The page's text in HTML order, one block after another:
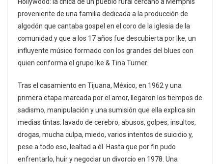
proveniente de una familia dedicada a la producción de
algodón que cantaba gospel en el coro de la iglesia de la
comunidad y que a los 17 años fue descubierta por Ike, un
influyente músico formado con los grandes del blues con
quien conforma el grupo Ike & Tina Turner.
Tras el casamiento en Tijuana, México, en 1962 y una
primera etapa marcada por el amor, llegaron los tiempos de
sadismo, manipulación y una sumisión que ella explica sin
medias tintas: lavado de cerebro, abusos, golpes, insultos,
drogas, mucha culpa, miedo, varios intentos de suicidio y,
pese a todo eso, lealtad a él. Hasta que por fin pudo
enfrentarlo, huir y negociar un divorcio en 1978. Una